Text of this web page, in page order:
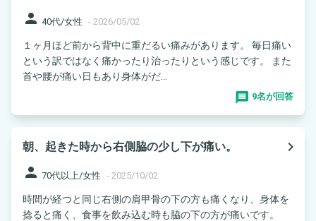
person 40代/女性 - 2026/05/02
１ヶ月ほど前から背中に重だるい痛みがあります。 毎日痛い
という訳ではなく痛かったり治ったりという感じです。 また
首や腰が痛い日もあり身体がだ...
9名が回答
朝、起きた時から右側脇の少し下が痛い。
navigate_next
person 70代以上/女性 - 2025/10/02
時間が経つと同じ右側の肩甲骨の下の方も痛くなり、身体を
捻ると痛く、食事を飲み込む時も脇の下の方が痛いです。